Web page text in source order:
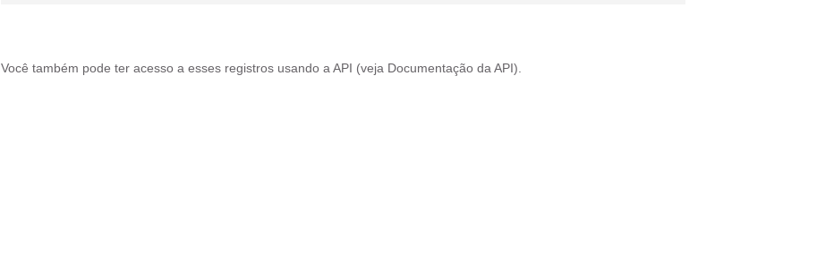
Você também pode ter acesso a esses registros usando a API (veja Documentação da API ).